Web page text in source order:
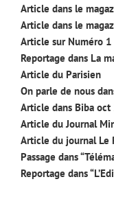
Article dans le
Article dans le
Article sur Numéro 1
Reportage dans La
Article du Parisien
On parle de nous
Article dans Biba
Article du Journal
Article du journal Le
Passage dans
Reportage dans